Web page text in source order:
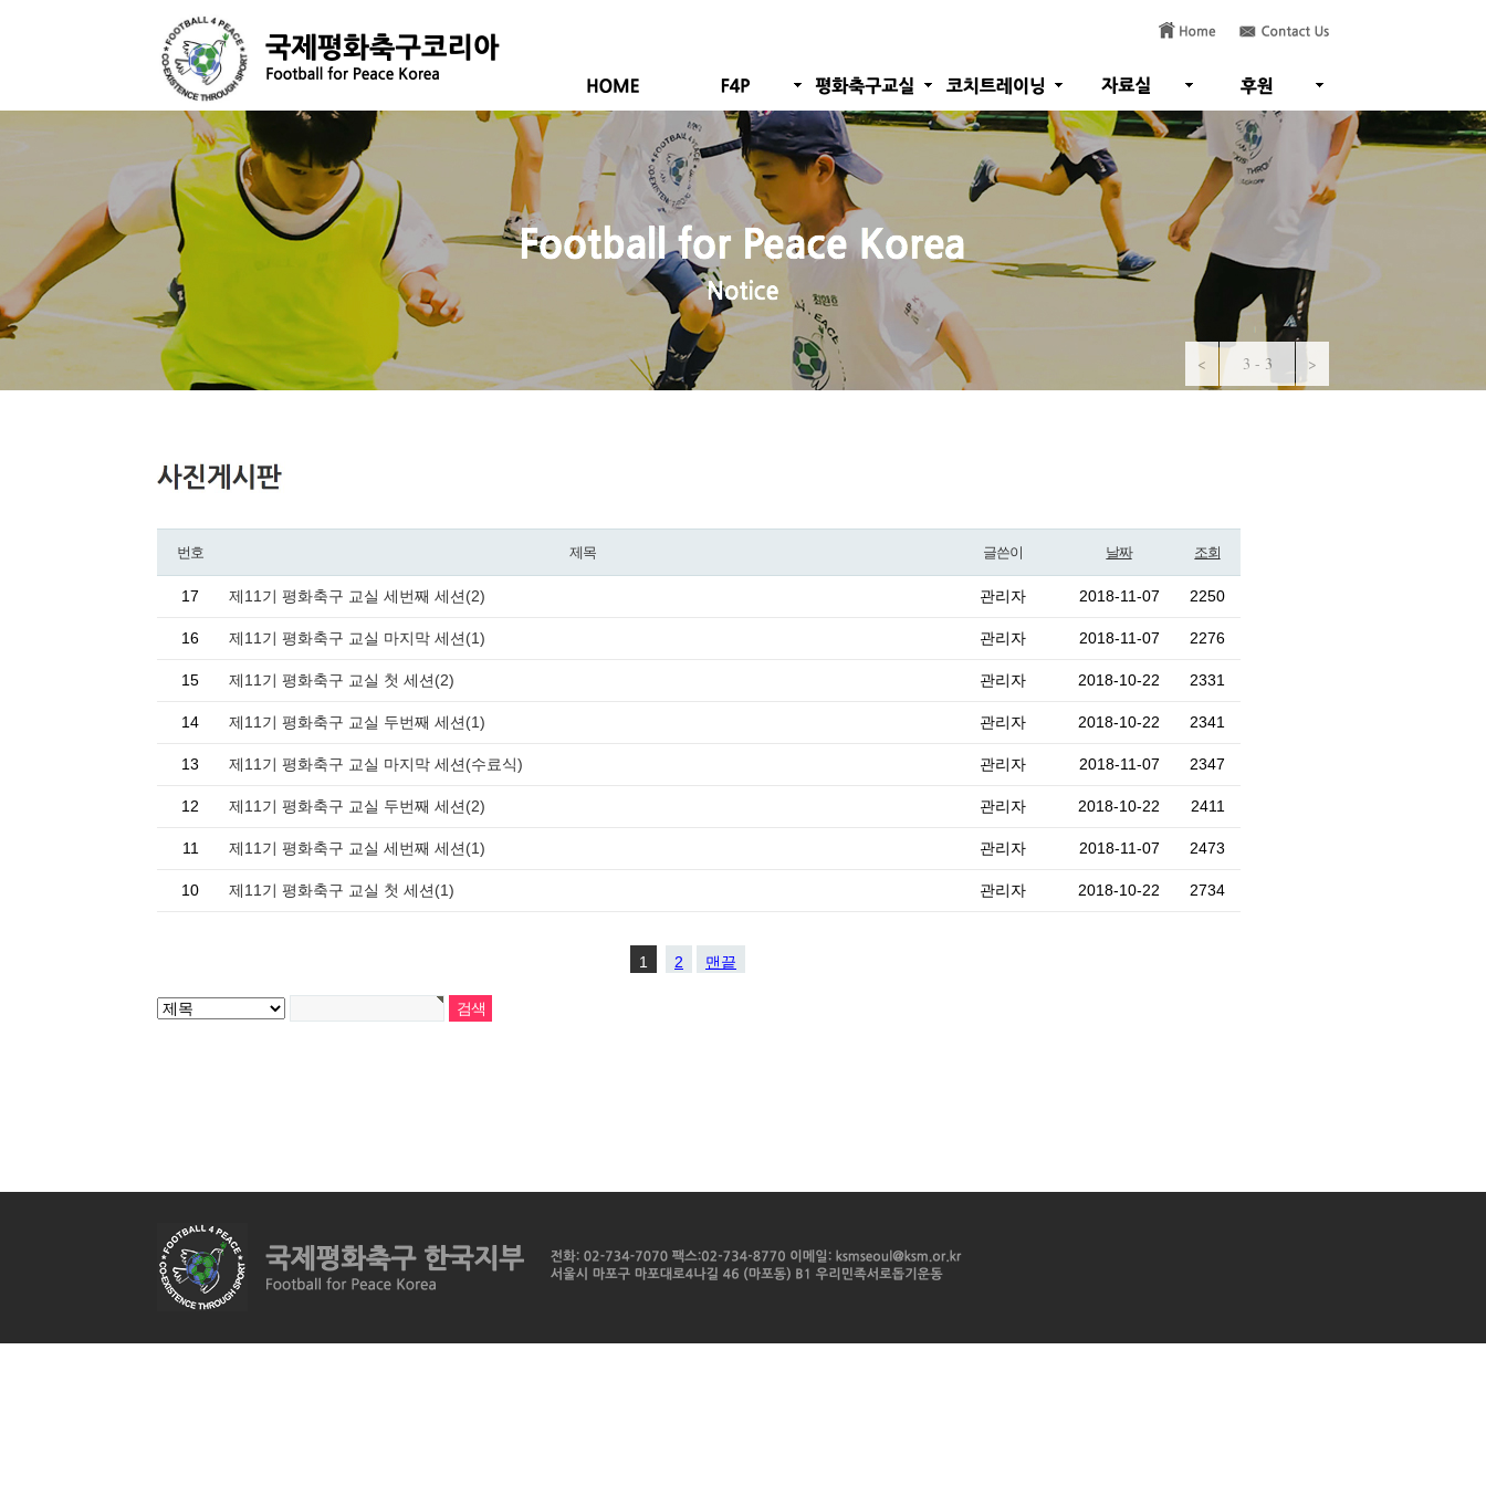
1 - 3
< >
번호 제목 글쓴이 날짜 조회
17 제11기 평화축구 교실 세번째 세션(2) 관리자 2018-11-07 2250
16 제11기 평화축구 교실 마지막 세션(1) 관리자 2018-11-07 2276
15 제11기 평화축구 교실 첫 세션(2) 관리자 2018-10-22 2331
14 제11기 평화축구 교실 두번째 세션(1) 관리자 2018-10-22 2341
13 제11기 평화축구 교실 마지막 세션(수료식) 관리자 2018-11-07 2347
12 제11기 평화축구 교실 두번째 세션(2) 관리자 2018-10-22 2411
11 제11기 평화축구 교실 세번째 세션(1) 관리자 2018-11-07 2473
10 제11기 평화축구 교실 첫 세션(1) 관리자 2018-10-22 2734
1 2 맨끝